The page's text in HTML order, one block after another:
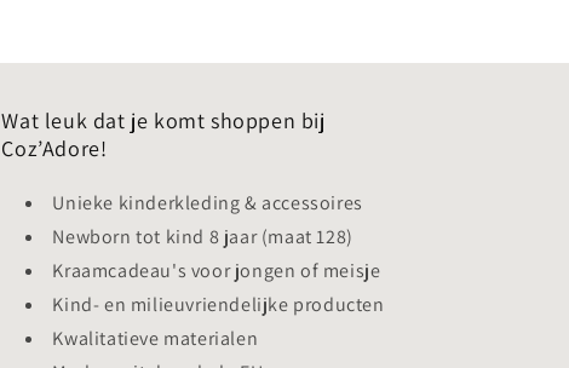
Wat leuk dat je komt shoppen bij
Coz’Adore!
Unieke kinderkleding & accessoires
Newborn tot kind 8 jaar (maat 128)
Kraamcadeau's voor jongen of meisje
Kind- en milieuvriendelijke producten
Kwalitatieve materialen